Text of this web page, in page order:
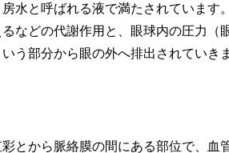
房水と呼ばれる液で満たされています
などの代謝作用と、眼球内の圧力（
う部分から眼の外へ排出されていき
とから脈絡膜の間にある部位で、血